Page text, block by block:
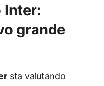
Inter:
grande
sta valutando